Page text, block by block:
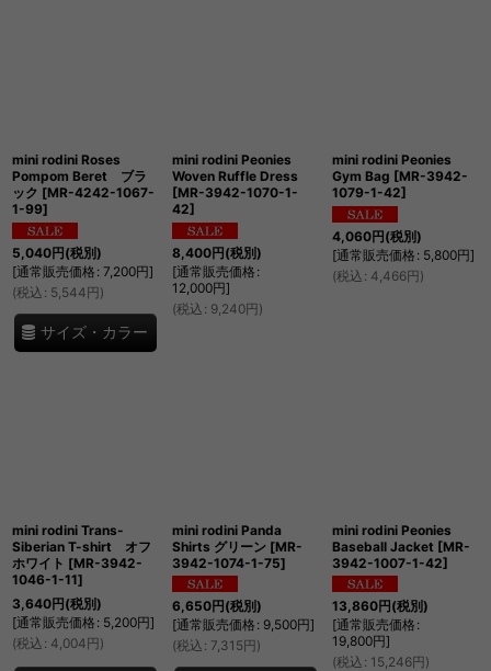
mini rodini Roses
Pompom Beret ブラ
ック [MR-4242-1067-
1-99]
5,040円(税別)
[通常販売価格 : 7,200円]
(税込 : 5,544円)
サイズ・カラー
mini rodini Peonies
Woven Ruffle Dress
[MR-3942-1070-1-
42]
8,400円(税別)
[通常販売価格 :
12,000円]
(税込 : 9,240円)
mini rodini Peonies
Gym Bag [MR-3942-
1079-1-42]
4,060円(税別)
[通常販売価格 : 5,800円]
(税込 : 4,466円)
mini rodini Trans-
Siberian T-shirt オフ
ホワイト [MR-3942-
1046-1-11]
3,640円(税別)
[通常販売価格 : 5,200円]
(税込 : 4,004円)
mini rodini Panda
Shirts グリーン [MR-
3942-1074-1-75]
6,650円(税別)
[通常販売価格 : 9,500円]
(税込 : 7,315円)
mini rodini Peonies
Baseball Jacket [MR-
3942-1007-1-42]
13,860円(税別)
[通常販売価格 :
19,800円]
(税込 : 15,246円)